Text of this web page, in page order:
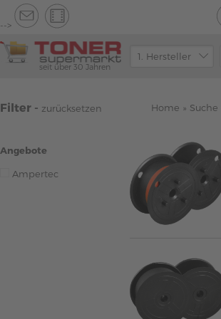
-->
seit über 30 Jahren
Filter - zurücksetzen
Angebote
Ampertec
Home » Suche